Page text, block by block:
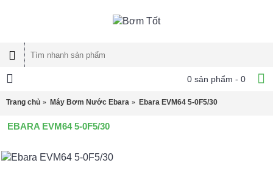
0 sản phẩm - 0
Trang chủ Máy Bơm Nước Ebara Ebara EVM64 5-0F5/30
EBARA EVM64 5-0F5/30